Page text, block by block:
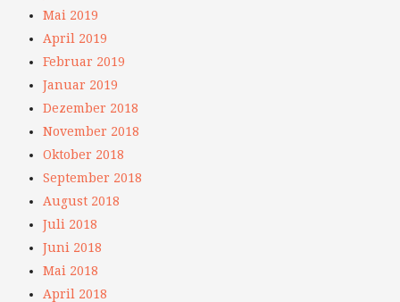
Mai 2019
April 2019
Februar 2019
Januar 2019
Dezember 2018
November 2018
Oktober 2018
September 2018
August 2018
Juli 2018
Juni 2018
Mai 2018
April 2018